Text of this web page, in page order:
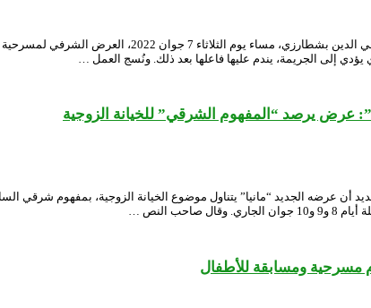
احتضن المسرح الوطني الجزائري محي
إلى الجريمة، يندم عليها فاعلها بعد ذلك. ونُسج العمل …
عرض يرصد “المفهوم الشرقي” للخيانة الزوجية
عرضه الجديد “مانيا” يتناول موضوع الخيانة الزوجية، بمفهوم شرقي
النص …
مسرحية ومسابقة للأطفال